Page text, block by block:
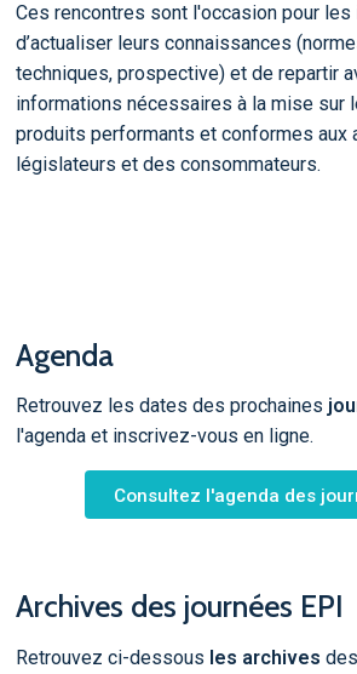
Ces rencontres sont l'occasion pour
d’actualiser leurs connaissances
techniques, prospective) et de repartir
informations nécessaires à la mise sur
produits performants et conformes aux
législateurs et des consommateurs.
Agenda
Retrouvez les dates des prochaines
l'agenda et inscrivez-vous en ligne.
Consultez l'agenda des
Archives des journées EPI
Retrouvez ci-dessous les archives